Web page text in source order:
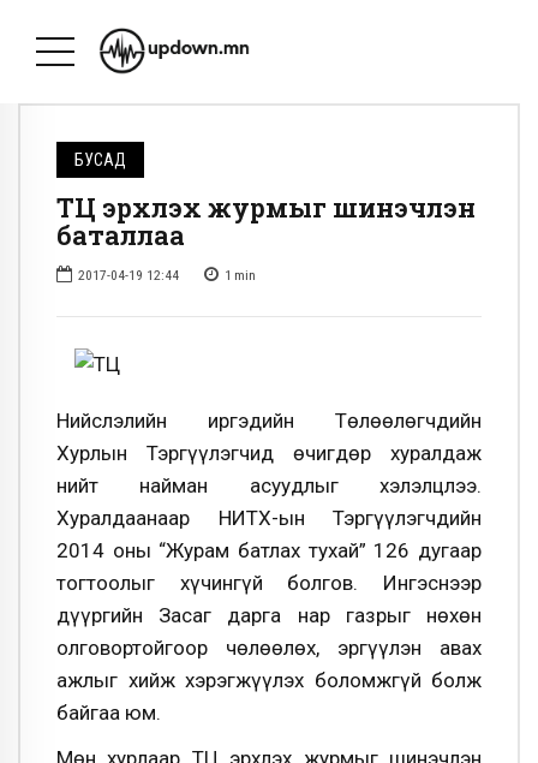
БУСАД
ТҮЦ эрхлэх журмыг шинэчлэн
баталлаа
2017-04-19 12:44 1 min
Нийслэлийн иргэдийн Төлөөлөгчдийн
Хурлын Тэргүүлэгчид өчигдөр хуралдаж
нийт найман асуудлыг хэлэлцлээ.
Хуралдаанаар НИТХ-ын Тэргүүлэгчдийн
2014 оны “Журам батлах тухай” 126 дугаар
тогтоолыг хүчингүй болгов. Ингэснээр
дүүргийн Засаг дарга нар газрыг нөхөн
олговортойгоор чөлөөлөх, эргүүлэн авах
ажлыг хийж хэрэгжүүлэх боломжгүй болж
байгаа юм.
Мөн хурлаар ТҮЦ эрхлэх журмыг шинэчлэн